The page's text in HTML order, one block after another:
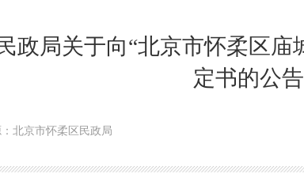
政局关于向“北京市怀柔区
定书的公告
北京市怀柔区民政局